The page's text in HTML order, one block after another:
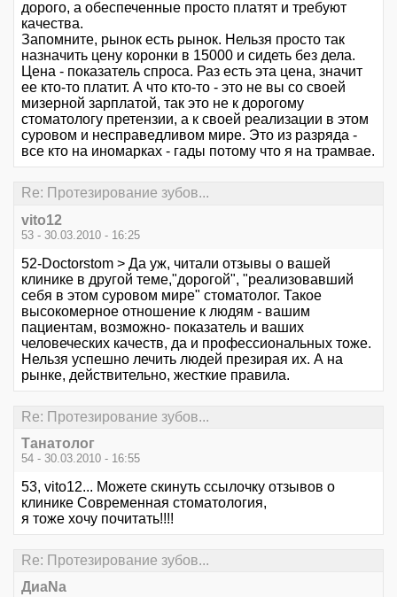
дорого, а обеспеченные просто платят и требуют
качества.
Запомните, рынок есть рынок. Нельзя просто так
назначить цену коронки в 15000 и сидеть без дела.
Цена - показатель спроса. Раз есть эта цена, значит
ее кто-то платит. А что кто-то - это не вы со своей
мизерной зарплатой, так это не к дорогому
стоматологу претензии, а к своей реализации в этом
суровом и несправедливом мире. Это из разряда -
все кто на иномарках - гады потому что я на трамвае.
Re: Протезирование зубов...
vito12
53 - 30.03.2010 - 16:25
52-Doctorstom > Да уж, читали отзывы о вашей
клинике в другой теме,"дорогой", "реализовавший
себя в этом суровом мире" стоматолог. Такое
высокомерное отношение к людям - вашим
пациентам, возможно- показатель и ваших
человеческих качеств, да и профессиональных тоже.
Нельзя успешно лечить людей презирая их. А на
рынке, действительно, жесткие правила.
Re: Протезирование зубов...
Танатолог
54 - 30.03.2010 - 16:55
53, vito12... Можете скинуть ссылочку отзывов о
клинике Современная стоматология,
я тоже хочу почитать!!!!
Re: Протезирование зубов...
ДиаNa